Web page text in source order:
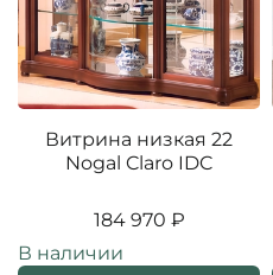
Витрина низкая 22
Nogal Claro IDC
184 970 ₽
В наличии